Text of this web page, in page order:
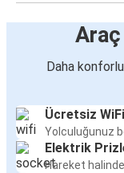
Daha
Ücretsiz WiFi
Yolculuğunuz
Elektrik
Hareket